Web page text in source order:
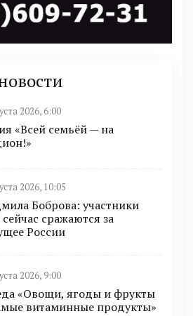
2026, 6:00
«Всей семьёй — на
2026, 10:05
Боброва: участники
сражаются за
России
2026, 9:00
«Овощи, ягоды и фрукты
витаминные продукты»